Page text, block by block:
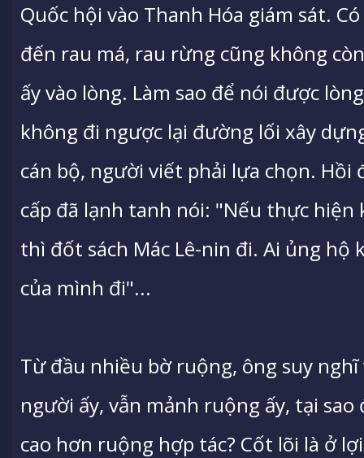
Quốc hội vào Thanh Hóa giám sát.
đến rau má, rau rừng cũng không
ấy vào lòng. Làm sao để nói được
không đi ngược lại đường lối xây
cán bộ, người viết phải lựa chọn. Hồi
cấp đã lạnh tanh nói: "Nếu thực hiện
thì đốt sách Mác Lê-nin đi. Ai ủng
của mình đi"...
Từ đầu nhiều bờ ruộng, ông suy
người ấy, vẫn mảnh ruộng ấy, tại
cao hơn ruộng hợp tác? Cốt lõi là ở